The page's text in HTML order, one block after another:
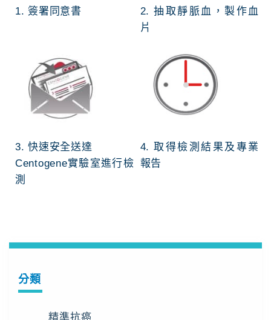
分類
精準抗癌
1. 簽署同意書
2. 抽取靜脈血，製作血
片
3. 快速安全送達
Centogene實驗室進行檢
測
4. 取得檢測結果及專業
報告